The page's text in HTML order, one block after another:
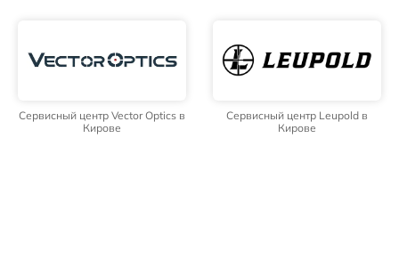
Сервисный центр Vector Optics в
Кирове
Сервисный центр Leupold в
Кирове